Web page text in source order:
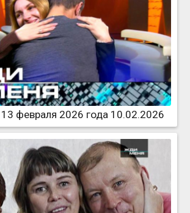
февраля 2026 года 10.02.2026